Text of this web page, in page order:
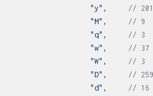
"y" , //
"M" , // 9
"q" , // 3
"w" , // 37
"W" , // 3
"D" , // 259
"d" , // 16